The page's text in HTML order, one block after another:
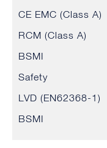
CE EMC (Class A)
RCM (Class A)
BSMI
Safety
LVD (EN62368-1)
BSMI